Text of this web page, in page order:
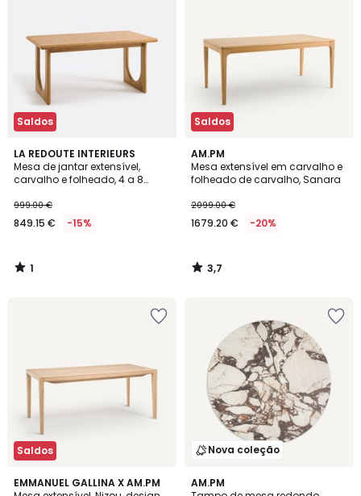
Saldos
LA REDOUTE INTERIEURS
Mesa de jantar extensível,
carvalho e folheado, 4 a 8
999.00 €
849.15 € -15%
1
/
5
1
/
Saldos
AM.PM
Mesa extensível em carvalho e
folheado de carvalho, Sanara
2099.00 €
1679.20 € -20%
3,7
/ 5
3,7
/
Saldos
EMMANUEL GALLINA X AM.PM
4,5
Nova coleção
AM.PM